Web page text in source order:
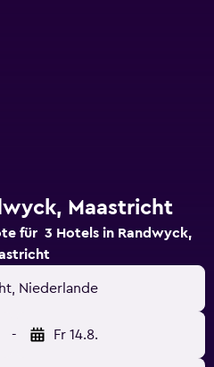
Maastricht
für 3 Hotels in Randwyck,
Niederlande
- Fr 14.8.